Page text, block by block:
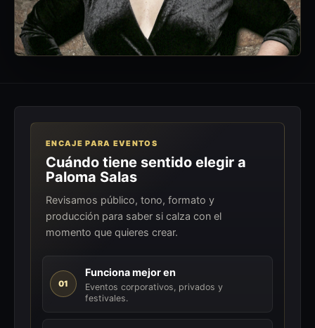
ENCAJE PARA EVENTOS
Cuándo tiene sentido elegir a
Paloma Salas
Revisamos público, tono, formato y
producción para saber si calza con el
momento que quieres crear.
01
Funciona mejor en
Eventos corporativos, privados y
festivales.